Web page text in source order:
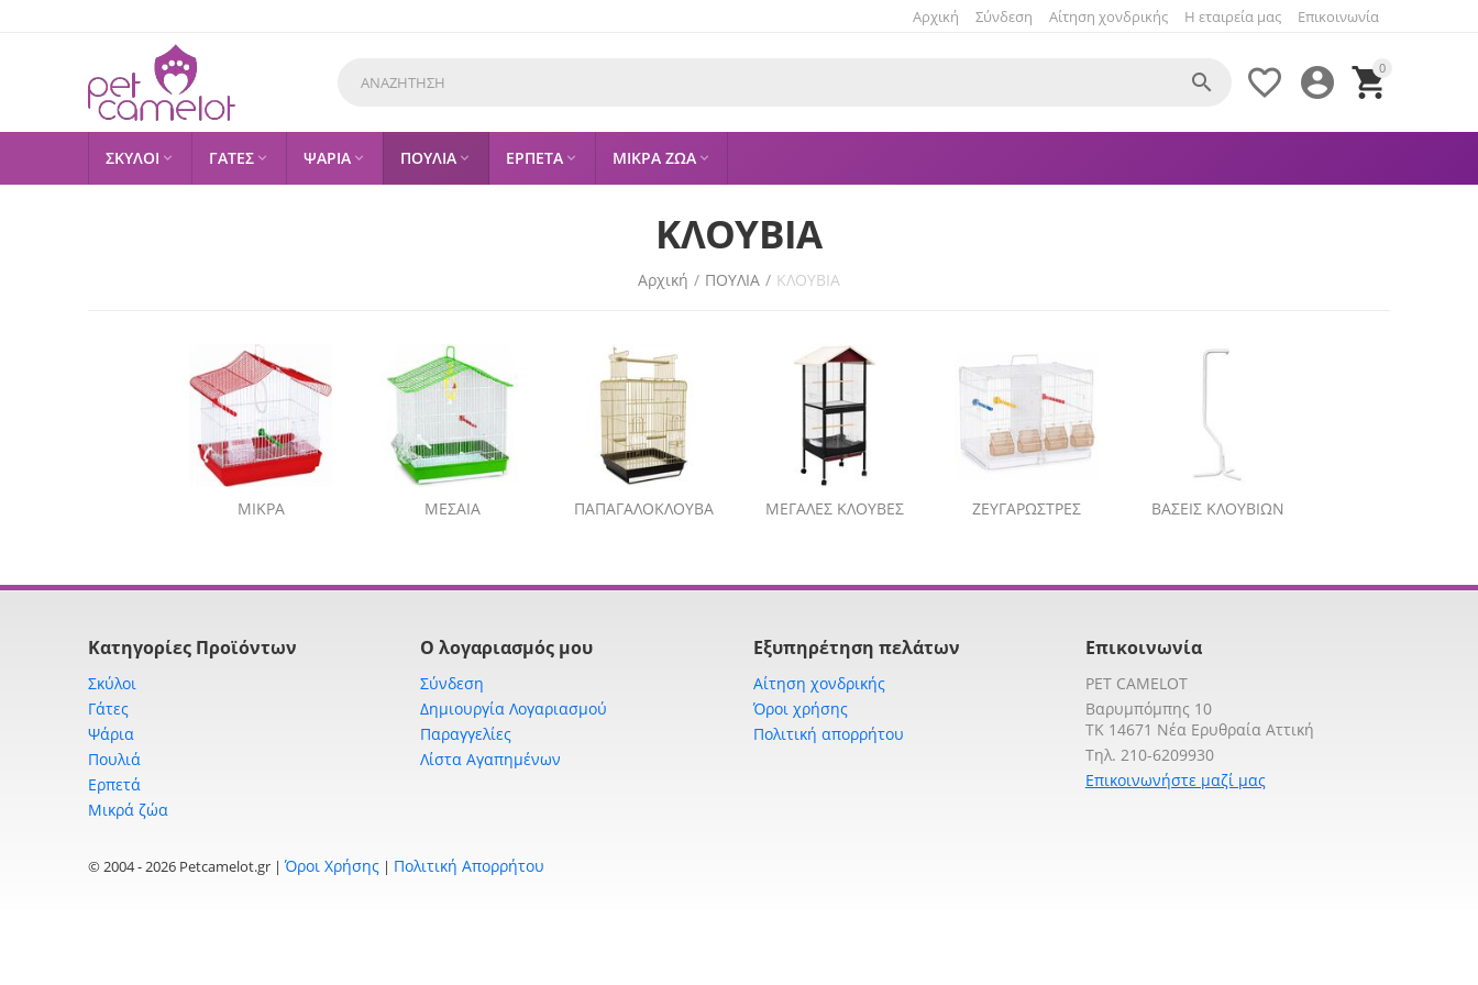
Αρχική Σύνδεση Αίτηση χονδρικής Η εταιρεία μας Επικοινωνία
0




ΣΚΥΛΟΙ  ΓΑΤΕΣ  ΨΑΡΙΑ  ΠΟΥΛΙΑ  ΕΡΠΕΤΑ  ΜΙΚΡΑ ΖΩΑ 
ΚΛΟΥΒΙΑ
Αρχική / ΠΟΥΛΙΑ / ΚΛΟΥΒΙΑ
ΜΙΚΡΑ ΜΕΣΑΙΑ ΠΑΠΑΓΑΛΟΚΛΟΥΒΑ ΜΕΓΑΛΕΣ ΚΛΟΥΒΕΣ ΖΕΥΓΑΡΩΣΤΡΕΣ ΒΑΣΕΙΣ ΚΛΟΥΒΙΩΝ
Κατηγορίες Προϊόντων
Σκύλοι
Γάτες
Ψάρια
Πουλιά
Ερπετά
Μικρά ζώα
Ο λογαριασμός μου
Σύνδεση
Δημιουργία Λογαριασμού
Παραγγελίες
Λίστα Αγαπημένων
Εξυπηρέτηση πελάτων
Αίτηση χονδρικής
Όροι χρήσης
Πολιτική απορρήτου
Επικοινωνία
PET CAMELOT
Βαρυμπόμπης 10
TK 14671 Νέα Ερυθραία Αττική
Τηλ. 210-6209930
Επικοινωνήστε μαζί μας
© 2004 - 2026 Petcamelot.gr |Όροι Χρήσης | Πολιτική Απορρήτου